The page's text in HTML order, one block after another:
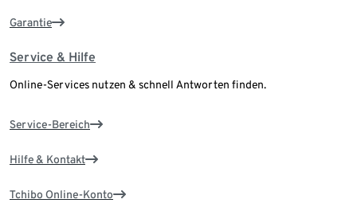
Garantie
Service & Hilfe
Online-Services nutzen & schnell Antworten finden.
Service-Bereich
Hilfe & Kontakt
Tchibo Online-Konto